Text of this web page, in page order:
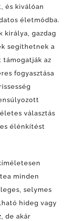
és kiválóan
életmódba.
királya, gazdag
segíthetnek a
az
fogyasztása
választás
élénkítést
minden
selymes
hideg vagy
de akár